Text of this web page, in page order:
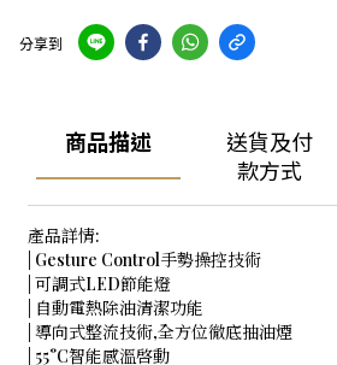
分享到
商品描述
送貨及付
款方式
產品詳情:
| Gesture Control手勢操控技術
| 可調式LED節能燈
| 自動電熱除油清潔功能
| 導向式整流技術,全方位徹底抽油煙
| 55°C智能感溫啓動